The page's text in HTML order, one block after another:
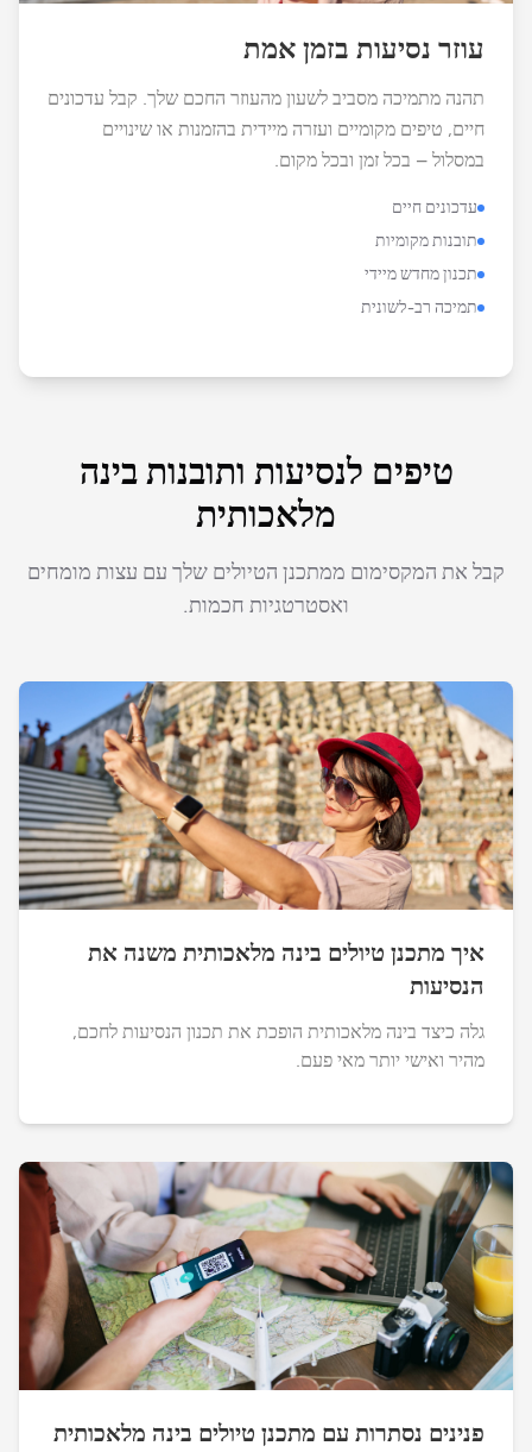
עוזר נסיעות בזמן אמת
תהנה מתמיכה מסביב לשעון מהעוזר החכם שלך. קבל עדכונים
חיים, טיפים מקומיים ועזרה מיידית בהזמנות או שינויים
במסלול – בכל זמן ובכל מקום.
עדכונים חיים
תובנות מקומיות
תכנון מחדש מיידי
תמיכה רב-לשונית
טיפים לנסיעות ותובנות בינה
מלאכותית
קבל את המקסימום ממתכנן הטיולים שלך עם עצות מומחים
ואסטרטגיות חכמות.
איך מתכנן טיולים בינה מלאכותית משנה את
הנסיעות
גלה כיצד בינה מלאכותית הופכת את תכנון הנסיעות לחכם,
מהיר ואישי יותר מאי פעם.
פנינים נסתרות עם מתכנן טיולים בינה מלאכותית